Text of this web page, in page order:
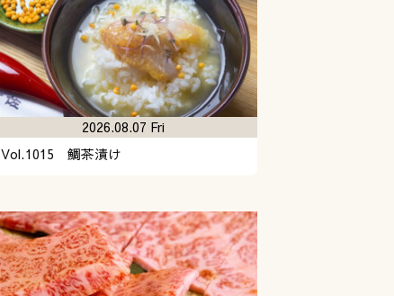
Vol.1015 鯛茶漬け
2026.08.07 Fri